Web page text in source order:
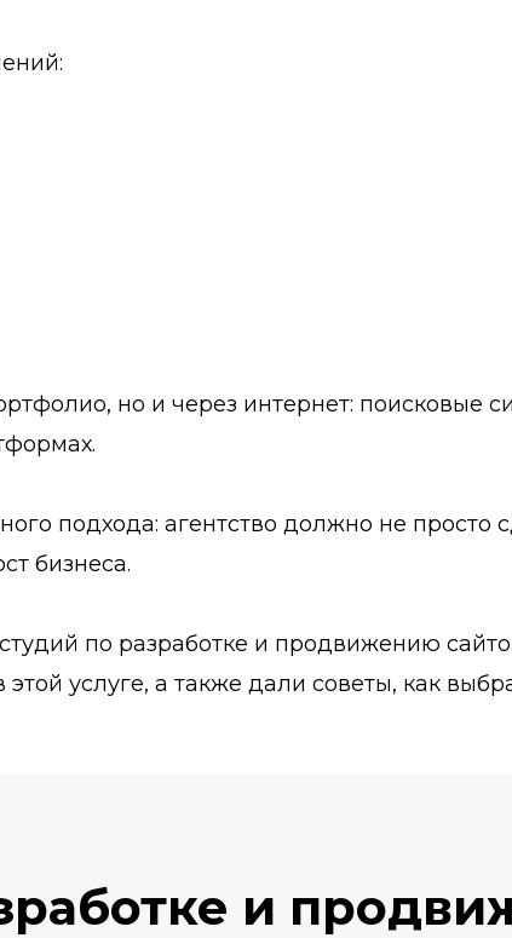
но и через интернет: поисковые
подхода: агентство должно не просто
бизнеса.
по разработке и продвижению
услуге, а также дали советы, как
и